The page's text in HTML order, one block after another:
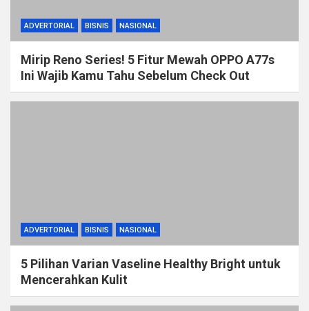
ADVERTORIAL BISNIS NASIONAL
Mirip Reno Series! 5 Fitur Mewah OPPO A77s
Ini Wajib Kamu Tahu Sebelum Check Out
ADVERTORIAL BISNIS NASIONAL
5 Pilihan Varian Vaseline Healthy Bright untuk
Mencerahkan Kulit